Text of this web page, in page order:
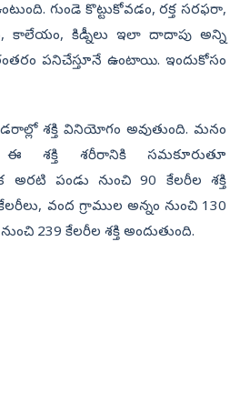
గుండె కొట్టుకోవడం, రక్త సరఫరా,
కాలేయం, కిడ్నీలు ఇలా దాదాపు అన్ని
పనిచేస్తూనే ఉంటాయి. ఇందుకోసం
శక్తి వినియోగం అవుతుంది. మనం
శక్తి శరీరానికి సమకూరుతూ
అరటి పండు నుంచి 90 కేలరీల శక్తి
కేలరీలు, వంద గ్రాముల అన్నం నుంచి 130
239 కేలరీల శక్తి అందుతుంది.